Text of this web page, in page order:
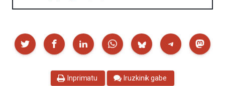
Partekatu
Inprimatu Iruzkinik gabe